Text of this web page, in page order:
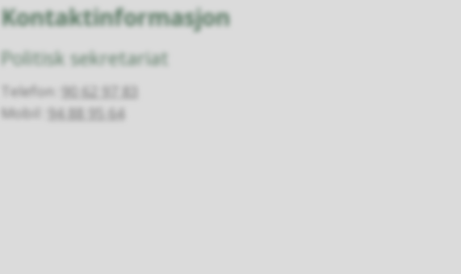
Kontaktinformasjon
Politisk sekretariat
Telefon
90 62 97 83
Mobil
94 88 95 64